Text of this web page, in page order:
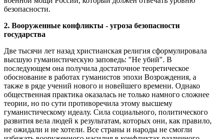
безопасности.
2. Вооруженные конфликты - угроза безопасности
государства
Две тысячи лет назад христианская религия сформулировала
высшую гуманистическую заповедь: "Не убий". В
последующем она получила достаточное теоретическое
обоснование в работах гуманистов эпохи Возрождения, а
также в ряде учений нового и новейшего времени. Однако
общественная практика оказалась не только намного сложнее
теории, но по сути противоречила этому высшему
гуманистическому идеалу. Сила социального, политического
развития вела людей к результатам, которых они, как правило,
не ожидали и не хотели. Все страны и народы не смогли